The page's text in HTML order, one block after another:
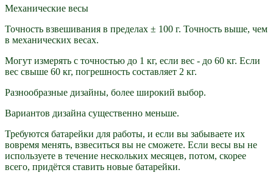
Механические весы
Точность взвешивания в пределах ± 100 г. Точность выше, чем
в механических весах.
Могут измерять с точностью до 1 кг, если вес - до 60 кг. Если
вес свыше 60 кг, погрешность составляет 2 кг.
Разнообразные дизайны, более широкий выбор.
Вариантов дизайна существенно меньше.
Требуются батарейки для работы, и если вы забываете их
вовремя менять, взвеситься вы не сможете. Если весы вы не
используете в течение нескольких месяцев, потом, скорее
всего, придётся ставить новые батарейки.